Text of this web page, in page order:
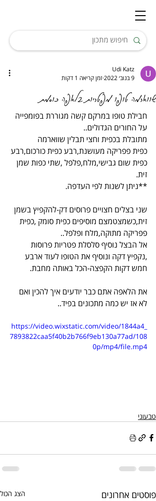
שווארמה טופו מפטריות בלאפה כוסמת
Udi Katz
9 בנוב׳ 2022
זמן קריאה 1 דקות
חבילת טופו במרקם קשה מגוררת בפומפייה
על החורים הגדולים..
מתובלת בכפית וחצי תבלין שווארמה
כפית פפריקה מעושנת,רבע כפית כורכום,רבע
כפית שום גבישי,מלח,פלפל ,שתי כפות שמן
זית.
**ניתן לשנות לפי העדפה.
שני בצלים חצויים פרוסים דק-להקפיץ בשמן
זית,כשמצטמצם מוסיפים כפית סומק ,כפית
פפריקה מתוקה,מלח ופלפל..
אל הבצל נוסיף סלסלת פטריות פרוסות
,נקפיץ דקה ונוסיף את הטופו לעוד ארבע
חמש דקות הקפצה-הכל באותה מחבת.
את הלאפה אתם כבר יודעים איך להכין ואם
לא אז יש כמה מתכונים בפיד..
https://video.wixstatic.com/video/1844a4_
7893822caa5f40b2b766f9eb130a77ad/108
0p/mp4/file.mp4
טבעוני
פוסטים אחרונים הצג הכול